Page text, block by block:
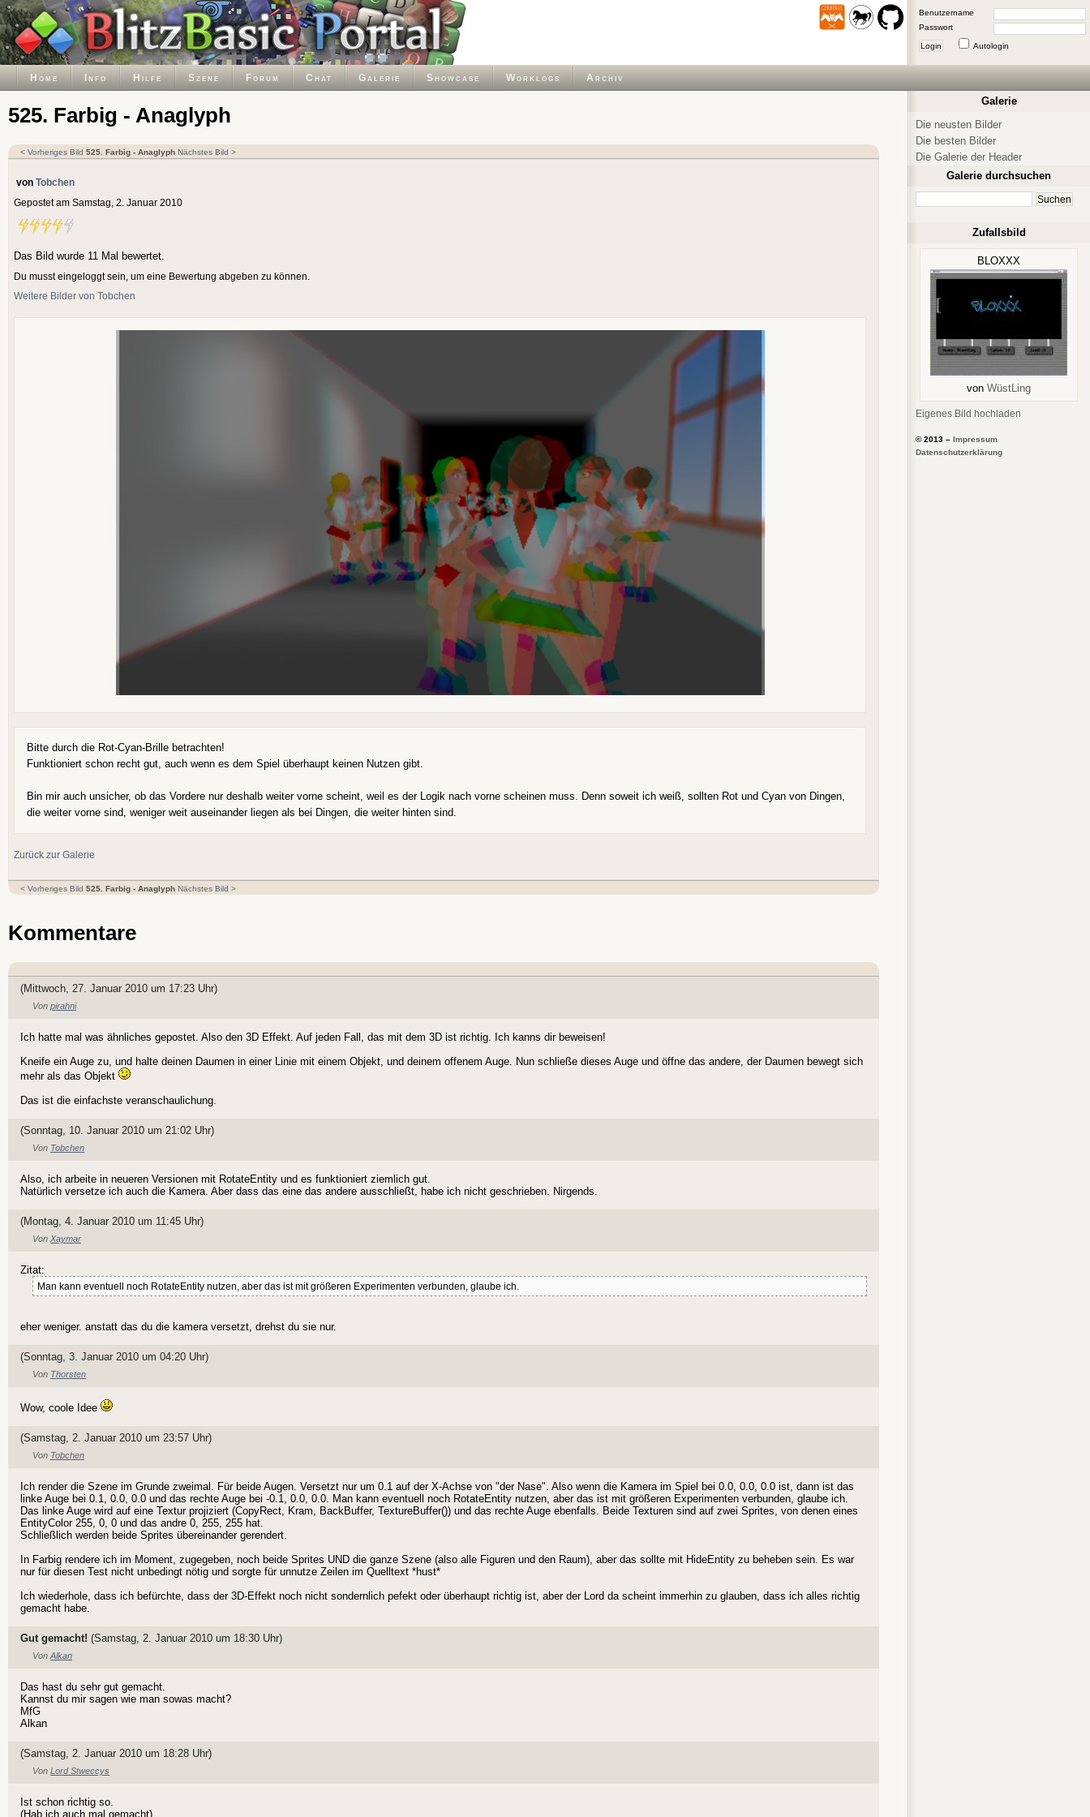
Benutzername
Passwort
Login Autologin
Home Info Hilfe Szene Forum Chat Galerie Showcase Worklogs Archiv
525. Farbig - Anaglyph
< Vorheriges Bild 525. Farbig - Anaglyph Nächstes Bild >
von Tobchen
Gepostet am Samstag, 2. Januar 2010
Das Bild wurde 11 Mal bewertet.
Du musst eingeloggt sein, um eine Bewertung abgeben zu können.
Weitere Bilder von Tobchen
Bitte durch die Rot-Cyan-Brille betrachten!
Funktioniert schon recht gut, auch wenn es dem Spiel überhaupt keinen Nutzen gibt.
Bin mir auch unsicher, ob das Vordere nur deshalb weiter vorne scheint, weil es der Logik nach vorne scheinen muss. Denn soweit ich weiß, sollten Rot und Cyan von Dingen,
die weiter vorne sind, weniger weit auseinander liegen als bei Dingen, die weiter hinten sind.
Zurück zur Galerie
< Vorheriges Bild 525. Farbig - Anaglyph Nächstes Bild >
Kommentare
(Mittwoch, 27. Januar 2010 um 17:23 Uhr)
Von pirahni
Ich hatte mal was ähnliches gepostet. Also den 3D Effekt. Auf jeden Fall, das mit dem 3D ist richtig. Ich kanns dir beweisen!
Kneife ein Auge zu, und halte deinen Daumen in einer Linie mit einem Objekt, und deinem offenem Auge. Nun schließe dieses Auge und öffne das andere, der Daumen bewegt sich
mehr als das Objekt
Das ist die einfachste veranschaulichung.
(Sonntag, 10. Januar 2010 um 21:02 Uhr)
Von Tobchen
Also, ich arbeite in neueren Versionen mit RotateEntity und es funktioniert ziemlich gut.
Natürlich versetze ich auch die Kamera. Aber dass das eine das andere ausschließt, habe ich nicht geschrieben. Nirgends.
(Montag, 4. Januar 2010 um 11:45 Uhr)
Von Xaymar
Zitat:
Man kann eventuell noch RotateEntity nutzen, aber das ist mit größeren Experimenten verbunden, glaube ich.
eher weniger. anstatt das du die kamera versetzt, drehst du sie nur.
(Sonntag, 3. Januar 2010 um 04:20 Uhr)
Von Thorsten
Wow, coole Idee
(Samstag, 2. Januar 2010 um 23:57 Uhr)
Von Tobchen
Ich render die Szene im Grunde zweimal. Für beide Augen. Versetzt nur um 0.1 auf der X-Achse von "der Nase". Also wenn die Kamera im Spiel bei 0.0, 0.0, 0.0 ist, dann ist das
linke Auge bei 0.1, 0.0, 0.0 und das rechte Auge bei -0.1, 0.0, 0.0. Man kann eventuell noch RotateEntity nutzen, aber das ist mit größeren Experimenten verbunden, glaube ich.
Das linke Auge wird auf eine Textur projiziert (CopyRect, Kram, BackBuffer, TextureBuffer()) und das rechte Auge ebenfalls. Beide Texturen sind auf zwei Sprites, von denen eines
EntityColor 255, 0, 0 und das andre 0, 255, 255 hat.
Schließlich werden beide Sprites übereinander gerendert.
In Farbig rendere ich im Moment, zugegeben, noch beide Sprites UND die ganze Szene (also alle Figuren und den Raum), aber das sollte mit HideEntity zu beheben sein. Es war
nur für diesen Test nicht unbedingt nötig und sorgte für unnutze Zeilen im Quelltext *hust*
Ich wiederhole, dass ich befürchte, dass der 3D-Effekt noch nicht sondernlich pefekt oder überhaupt richtig ist, aber der Lord da scheint immerhin zu glauben, dass ich alles richtig
gemacht habe.
Gut gemacht! (Samstag, 2. Januar 2010 um 18:30 Uhr)
Von Alkan
Das hast du sehr gut gemacht.
Kannst du mir sagen wie man sowas macht?
MfG
Alkan
(Samstag, 2. Januar 2010 um 18:28 Uhr)
Von Lord Stweccys
Ist schon richtig so.
(Hab ich auch mal gemacht)
Galerie
Die neusten Bilder
Die besten Bilder
Die Galerie der Header
Galerie durchsuchen
Zufallsbild
BLOXXX
von WüstLing
Eigenes Bild hochladen
© 2013 – Impressum
Datenschutzerklärung